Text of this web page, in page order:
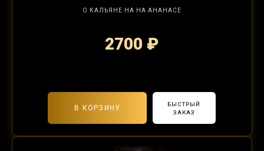
О КАЛЬЯНЕ НА НА АНАНАСЕ
2700 ₽
В КОРЗИНУ
БЫСТРЫЙ
ЗАКАЗ